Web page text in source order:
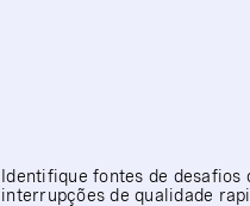
Identifique fontes de desafios
interrupções de qualidade